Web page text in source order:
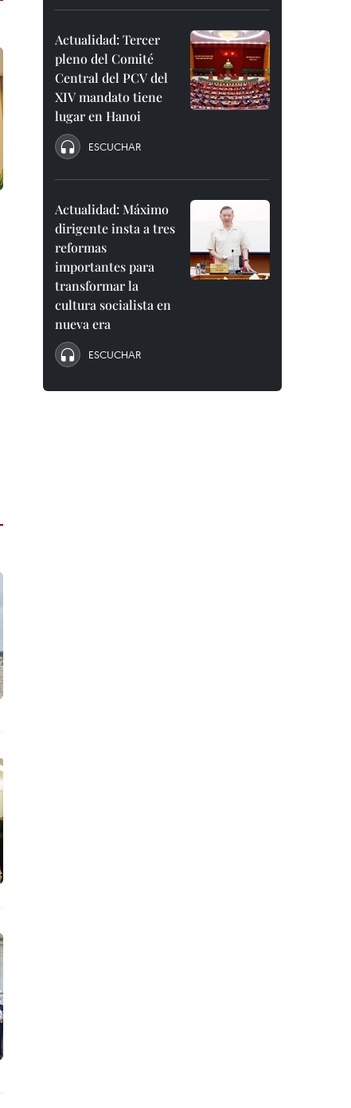
Actualidad: Tercer
pleno del Comité
Central del PCV del
XIV mandato tiene
lugar en Hanoi
ESCUCHAR
Actualidad: Máximo
dirigente insta a tres
reformas
importantes para
transformar la
cultura socialista en
nueva era
ESCUCHAR